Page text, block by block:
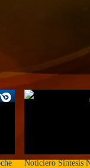
Noticiero Síntesis